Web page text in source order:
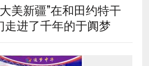
美新疆”在和田约特干
走进了千年的于阗梦